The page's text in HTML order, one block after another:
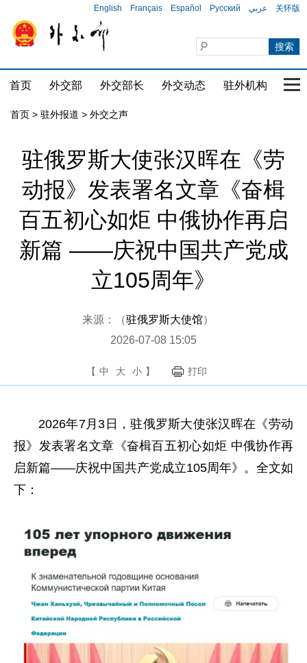
English Français Español Русский عربي 关怀版
首页 外交部 外交部长 外交动态 驻外机构 国
首页 > 驻外报道 > 外交之声
驻俄罗斯大使张汉晖在《劳
动报》发表署名文章《奋楫
百五初心如炬 中俄协作再启
新篇 ——庆祝中国共产党成
立105周年》
来源：（驻俄罗斯大使馆）
2026-07-08 15:05
【 中 大 小 】 打印
2026年7月3日，驻俄罗斯大使张汉晖在《劳动
报》发表署名文章《奋楫百五初心如炬 中俄协作再
启新篇——庆祝中国共产党成立105周年》。全文如
下：